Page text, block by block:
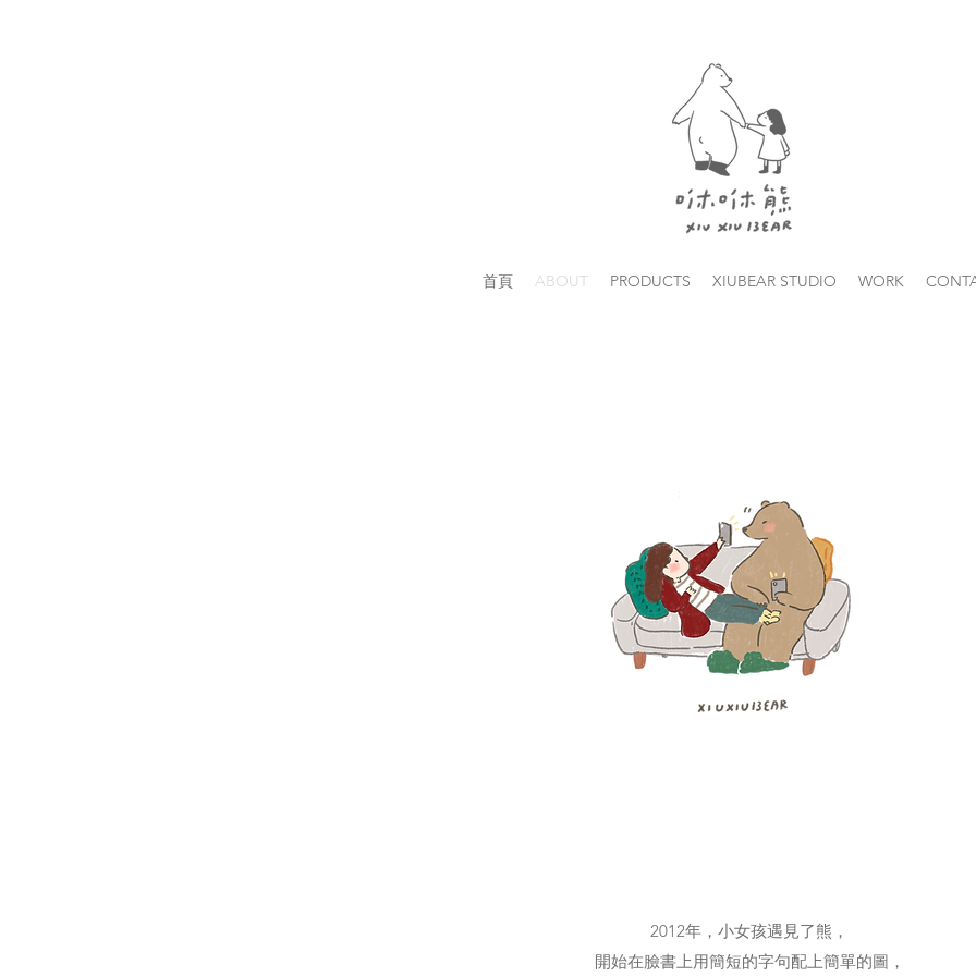
首頁 ABOUT PRODUCTS XIUBEAR STUDIO WORK
2012年，小女孩遇見了熊，
開始在臉書上用簡短的字句配上簡單的圖，